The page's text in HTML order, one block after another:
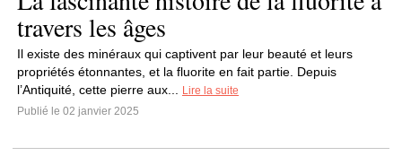
travers les âges
Il existe des minéraux qui captivent par leur beauté et leurs
propriétés étonnantes, et la fluorite en fait partie. Depuis
l’Antiquité, cette pierre aux...
Lire la suite
Publié le 02 janvier 2025